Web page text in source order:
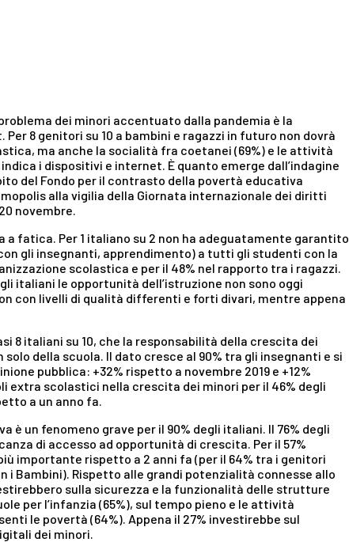
dei minori accentuato dalla pandemia è la
8 genitori su 10 a bambini e ragazzi in futuro non dovrà
ma anche la socialità fra coetanei (69%) e le attività
i dispositivi e internet. È quanto emerge dall’indagine
del Fondo per il contrasto della povertà educativa
alla vigilia della Giornata internazionale dei diritti
novembre.
a fatica. Per 1 italiano su 2 non ha adeguatamente garantito
gli insegnanti, apprendimento) a tutti gli studenti con la
scolastica e per il 48% nel rapporto tra i ragazzi.
italiani le opportunità dell’istruzione non sono oggi
con livelli di qualità differenti e forti divari, mentre appena
8 italiani su 10, che la responsabilità della crescita dei
della scuola. Il dato cresce al 90% tra gli insegnanti e si
pubblica: +32% rispetto a novembre 2019 e +12%
extra scolastici nella crescita dei minori per il 46% degli
a un anno fa.
è un fenomeno grave per il 90% degli italiani. Il 76% degli
di accesso ad opportunità di crescita. Per il 57%
importante rispetto a 2 anni fa (per il 64% tra i genitori
i Bambini). Rispetto alle grandi potenzialità connesse allo
sulla sicurezza e la funzionalità delle strutture
per l’infanzia (65%), sul tempo pieno e le attività
le povertà (64%). Appena il 27% investirebbe sul
dei minori.